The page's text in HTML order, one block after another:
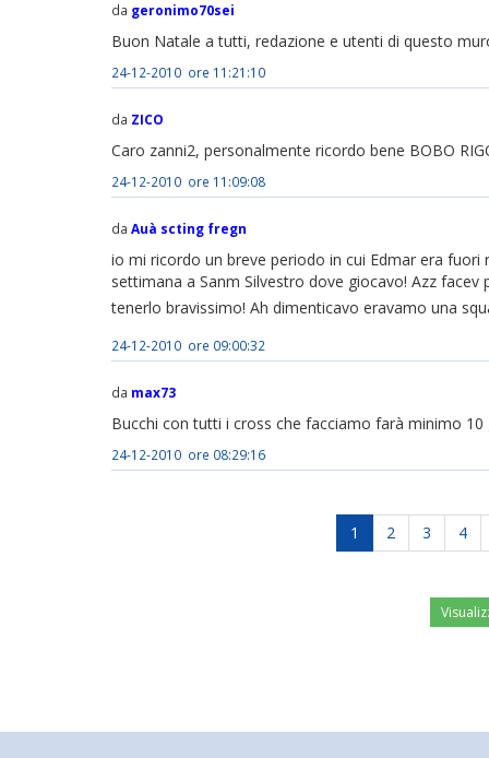
da geronimo70sei
Buon Natale a tutti, redazione e utenti di questo muro
24-12-2010 ore 11:21:10
da ZICO
Caro zanni2, personalmente ricordo bene BOBO
24-12-2010 ore 11:09:08
da Auà scting fregn
io mi ricordo un breve periodo in cui Edmar era
settimana a Sanm Silvestro dove giocavo! Azz
tenerlo bravissimo! Ah dimenticavo eravamo una
24-12-2010 ore 09:00:32
da max73
Bucchi con tutti i cross che facciamo farà minimo 10
24-12-2010 ore 08:29:16
1 2 3 4